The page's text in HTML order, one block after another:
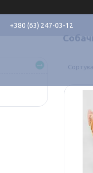
+380 (63) 247-03-12